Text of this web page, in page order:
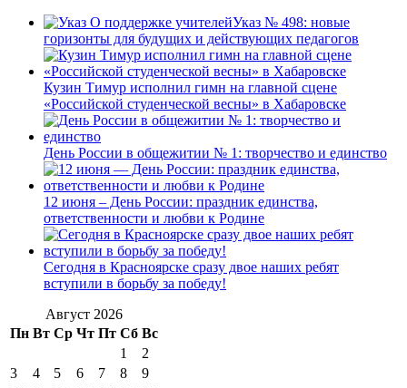
Указ № 498: новые
горизонты для будущих и действующих педагогов
Кузин Тимур исполнил гимн на главной сцене
«Российской студенческой весны» в Хабаровске
День России в общежитии № 1: творчество и единство
12 июня – День России: праздник единства,
ответственности и любви к Родине
Сегодня в Красноярске сразу двое наших ребят
вступили в борьбу за победу!
Август 2026
Пн Вт Ср Чт Пт Сб Вс
1
2
3
4 5 6 7 8
9